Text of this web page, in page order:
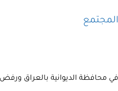
محافظة الديوانية بالعراق